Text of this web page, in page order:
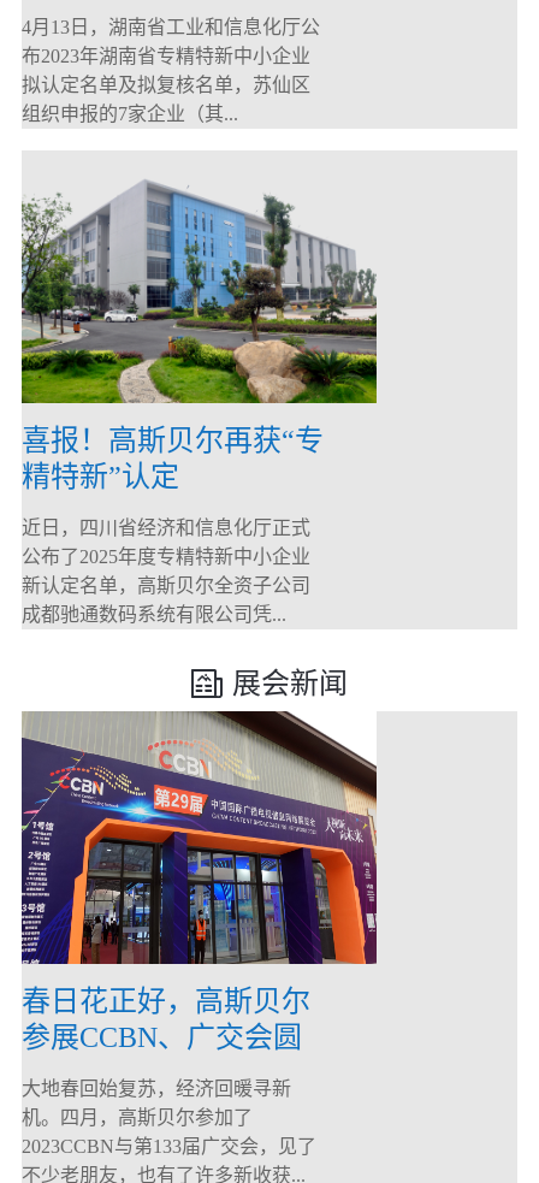
企业
4月13日，湖南省工业和信息化厅公
布2023年湖南省专精特新中小企业
拟认定名单及拟复核名单，苏仙区
组织申报的7家企业（其...
喜报！高斯贝尔再获“专
精特新”认定
近日，四川省经济和信息化厅正式
公布了2025年度专精特新中小企业
新认定名单，高斯贝尔全资子公司
成都驰通数码系统有限公司凭...
展会新闻
春日花正好，高斯贝尔
参展CCBN、广交会圆
满落幕！
大地春回始复苏，经济回暖寻新
机。四月，高斯贝尔参加了
2023CCBN与第133届广交会，见了
不少老朋友，也有了许多新收获...